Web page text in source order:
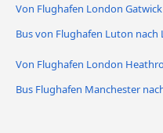
Von Flughafen London
Bus von Flughafen Luton nach
Von Flughafen London
Bus Flughafen Manchester